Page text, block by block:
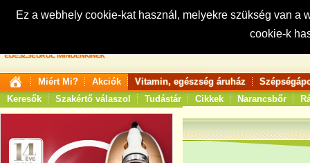
Ez a webhely cookie-kat használ, melyekre szükség van
cookie-k
Keresés:
Miért Mi? Akciók Vitamin, egészség áruház
Keresők
Szakértő válaszol Tudástár Cikkek Narancsbőr